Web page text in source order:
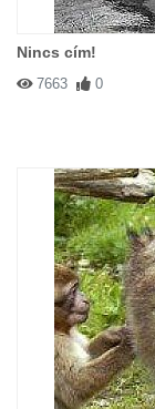
Nincs cím!
7663 0